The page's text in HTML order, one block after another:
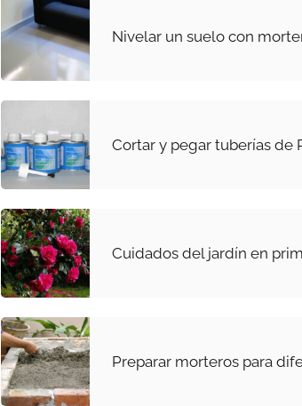
Nivelar un suelo con
Cortar y pegar tuberías de
Cuidados del jardín en
Preparar morteros para